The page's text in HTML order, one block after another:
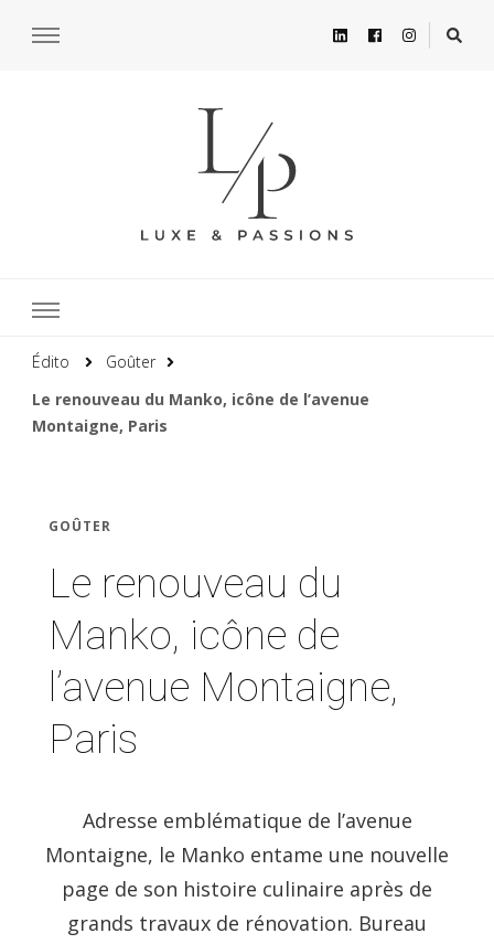
Édito
Goûter
Le renouveau du Manko, icône de l’avenue
Montaigne, Paris
GOÛTER
Le renouveau du
Manko, icône de
l’avenue Montaigne,
Paris
Adresse emblématique de l’avenue
Montaigne, le Manko entame une nouvelle
page de son histoire culinaire après de
grands travaux de rénovation. Bureau